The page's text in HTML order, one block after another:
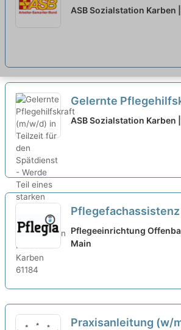
in Teilzeit (19,5-35
ASB Sozialstation Karben
Gelernte
in Teilzeit für den
ASB Sozialstation Karben
Teilzeit - Werde
Pflegeeinrichtung
Main
Praxisanleitung (w/